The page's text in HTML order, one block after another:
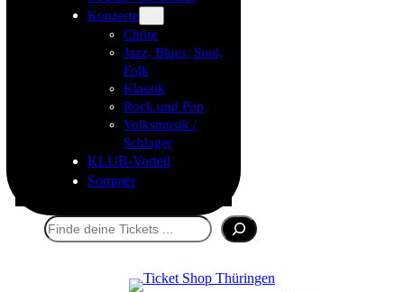
Konzerte
Chöre
Jazz, Blues, Soul,
Folk
Klassik
Rock und Pop
Volksmusik /
Schlager
KLUB-Vorteil
Sommer
Suchen